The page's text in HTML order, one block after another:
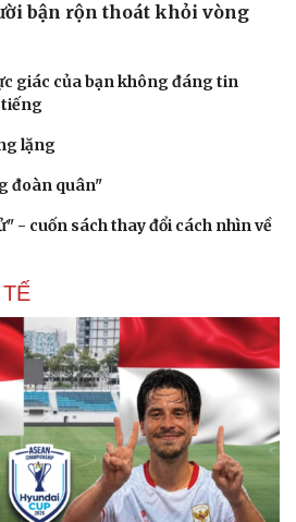
bận rộn thoát khỏi vòng
giác của bạn không đáng tin
tiếng
lặng
đoàn quân"
- cuốn sách thay đổi cách nhìn về